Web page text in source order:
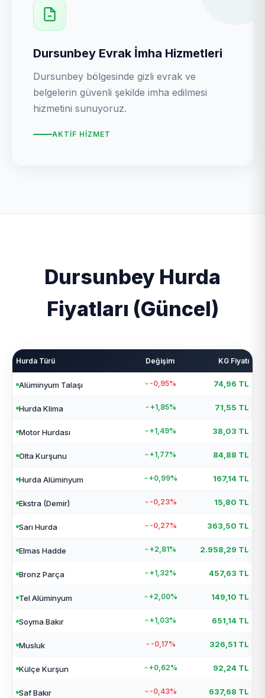
Dursunbey Evrak İmha Hizmetleri
Dursunbey bölgesinde gizli evrak ve
belgelerin güvenli şekilde imha edilmesi
hizmetini sunuyoruz.
AKTIF HIZMET
Dursunbey Hurda
Fiyatları (Güncel)
Hurda Türü Değişim KG Fiyatı
Alüminyum Talaşı -0,95% 74,96 TL
Hurda Klima +1,85% 71,55 TL
Motor Hurdası +1,49% 38,03 TL
Olta Kurşunu +1,77% 84,88 TL
Hurda Alüminyum +0,99% 167,14 TL
Ekstra (Demir) -0,23% 15,80 TL
Sarı Hurda -0,27% 363,50 TL
Elmas Hadde +2,81% 2.958,29 TL
Bronz Parça +1,32% 457,63 TL
Tel Alüminyum +2,00% 149,10 TL
Soyma Bakır +1,03% 651,14 TL
Musluk -0,17% 326,51 TL
Külçe Kurşun +0,62% 92,24 TL
Saf Bakır -0,43% 637,68 TL